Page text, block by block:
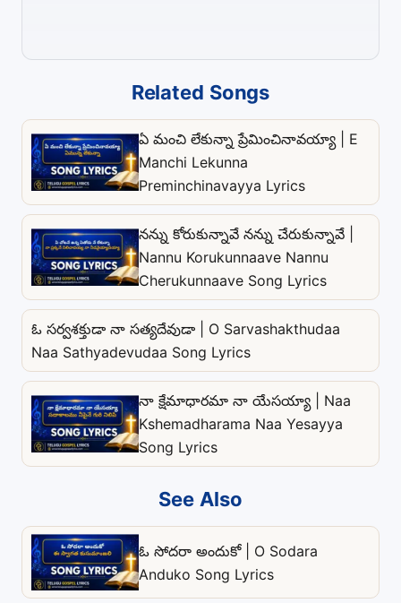
Related Songs
ఏ మంచి లేకున్నా ప్రేమించినావయ్యా | E
Manchi Lekunna
Preminchinavayya Lyrics
నన్ను కోరుకున్నావే నన్ను చేరుకున్నావే |
Nannu Korukunnaave Nannu
Cherukunnaave Song Lyrics
ఓ సర్వశక్తుడా నా సత్యదేవుడా | O Sarvashakthudaa
Naa Sathyadevudaa Song Lyrics
నా క్షేమాధారమా నా యేసయ్యా | Naa
Kshemadharama Naa Yesayya
Song Lyrics
See Also
ఓ సోదరా అందుకో | O Sodara
Anduko Song Lyrics